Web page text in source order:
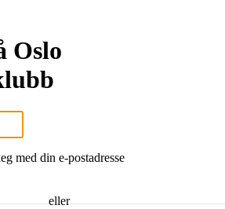
Oslo
med din e-postadresse
eller